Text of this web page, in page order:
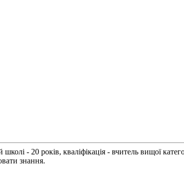
школі - 20 років, кваліфікація - вчитель вищої
знання.